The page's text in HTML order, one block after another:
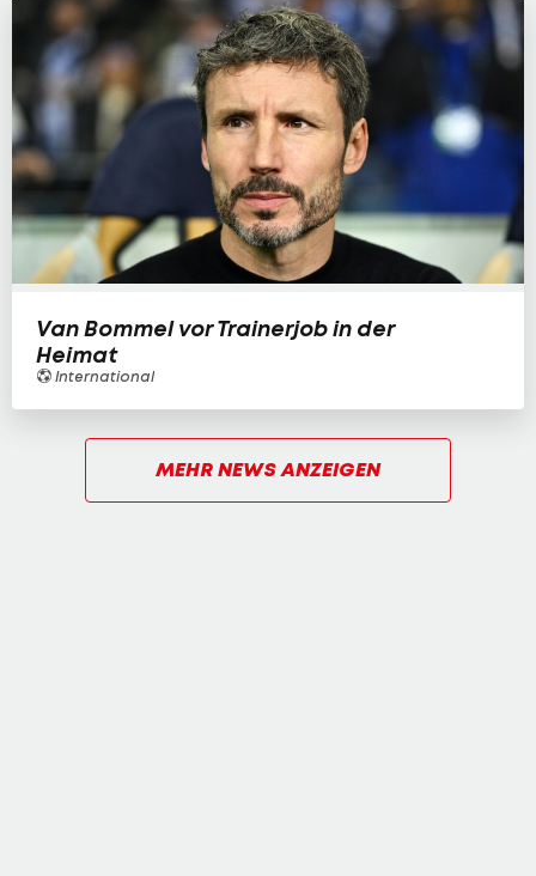
Van Bommel vor Trainerjob in der
Heimat
International
MEHR NEWS ANZEIGEN